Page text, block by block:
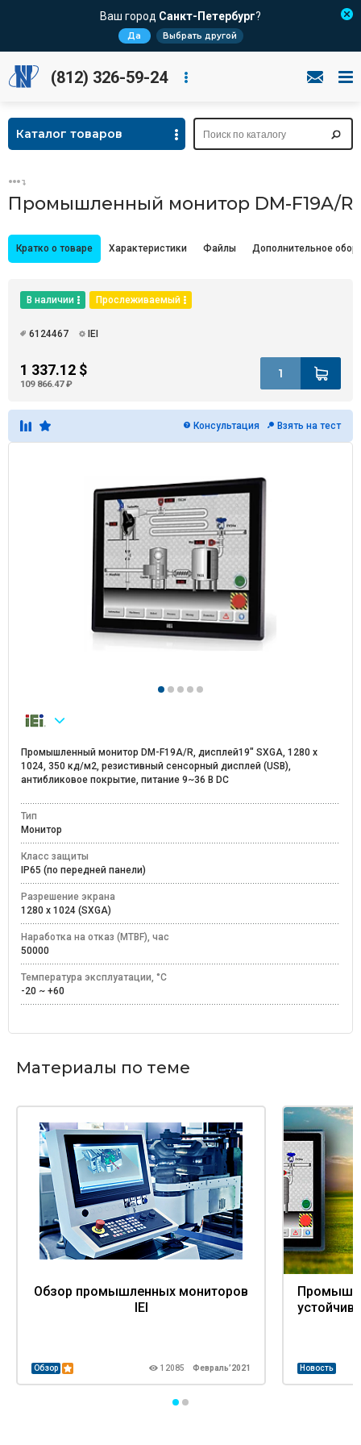
Ваш город Санкт-Петербург?
Да Выбрать другой
(812) 326-59-24
Каталог товаров
Промышленный монитор DM-F19A/R
Кратко о товаре Характеристики Файлы Дополнительное
В наличии Прослеживаемый
6124467 IEI
1 337.12 $
109 866.47 ₽
Консультация Взять на тест
Промышленный монитор DM-F19A/R, дисплей19" SXGA, 1280 х
1024, 350 кд/м2, резистивный сенсорный дисплей (USB),
антибликовое покрытие, питание 9~36 В DC
Тип
Монитор
Класс защиты
IP65 (по передней панели)
Разрешение экрана
1280 x 1024 (SXGA)
Наработка на отказ (MTBF), час
50000
Температура эксплуатации, °C
-20 ~ +60
Материалы по теме
Обзор промышленных мониторов
IEI
Обзор 12085 Февраль’2021 Новость